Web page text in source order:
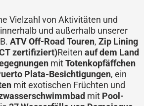
Vielzahl von Aktivitäten und
und außerhalb unserer
ATV Off-Road Touren, Zip Lining
zertifiziert)Reiten auf dem Land
mitTotenkopfäffchen
Plata-Besichtigungen, ein
mit exotischen Früchten und
mit Pool-